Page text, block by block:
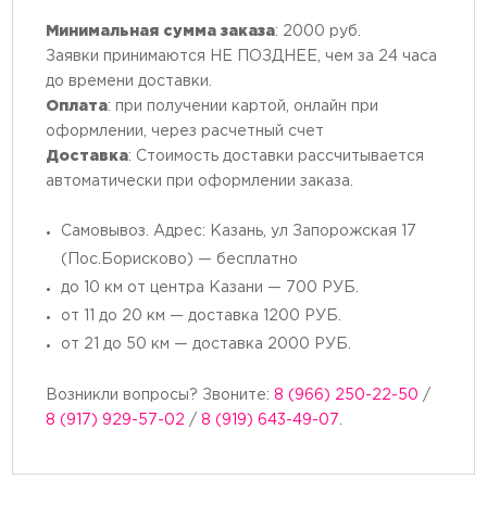
Минимальная сумма заказа: 2000 руб.
Заявки принимаются НЕ ПОЗДНЕЕ, чем за 24 часа
до времени доставки.
Оплата: при получении картой, онлайн при
оформлении, через расчетный счет
Доставка: Стоимость доставки рассчитывается
автоматически при оформлении заказа.
Самовывоз. Адрес: Казань, ул Запорожская 17
(Пос.Борисково) — бесплатно
до 10 км от центра Казани — 700 РУБ.
от 11 до 20 км — доставка 1200 РУБ.
от 21 до 50 км — доставка 2000 РУБ.
Возникли вопросы? Звоните: 8 (966) 250-22-50 /
8 (917) 929-57-02 / 8 (919) 643-49-07